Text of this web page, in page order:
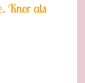
Knor als